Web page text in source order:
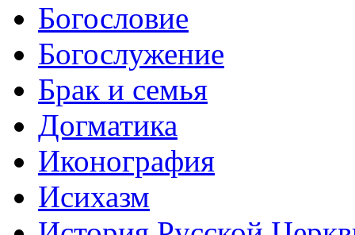
Богословие
Богослужение
Брак и семья
Догматика
Иконография
Исихазм